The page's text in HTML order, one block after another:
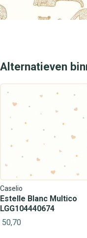
Alternatieven
Caselio
Estelle Blanc Multico
LGG104440674
50,70